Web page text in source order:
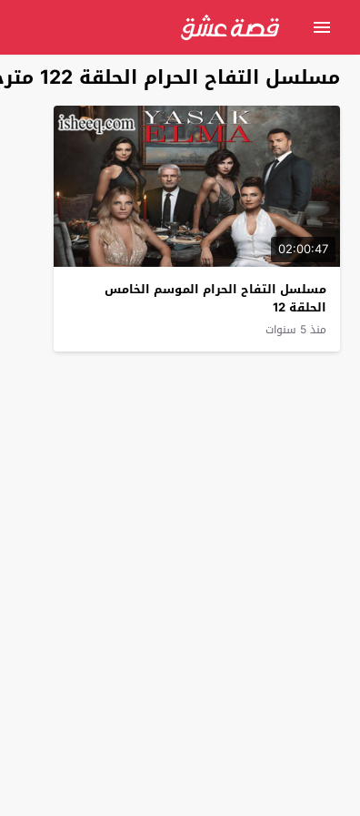
مسلسل التفاح الحرام الحلقة 122 مترجم
02:00:47
مسلسل التفاح الحرام الموسم الخامس
الحلقة 12
منذ 5 سنوات